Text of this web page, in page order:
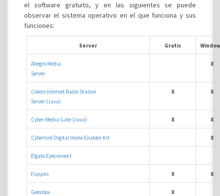
el software gratuito, y en las siguientes se puede
observar el sistema operativo en el que funciona y sus
funciones:
Server Gratis
Allegro Media
Server
X
Cidero Internet Radio Station
Server (Java)
X X
Cyber Media Gate (Java) X X
Cyberlink Digital Home Enabler Kit X
Elgato Eyeconnect
Fuppes X X
Geexbox X